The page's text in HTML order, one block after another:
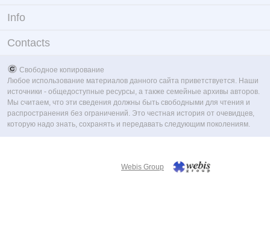
Info
Contacts
Свободное копирование
Любое использование материалов данного сайта приветствуется. Наши
источники - общедоступные ресурсы, а также семейные архивы авторов.
Мы считаем, что эти сведения должны быть свободными для чтения и
распространения без ограничений. Это честная история от очевидцев,
которую надо знать, сохранять и передавать следующим поколениям.
Webis Group